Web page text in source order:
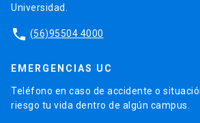
Universidad.
phone (56)95504 4000
EMERGENCIAS UC
Teléfono en caso de accidente o
riesgo tu vida dentro de algún campus.